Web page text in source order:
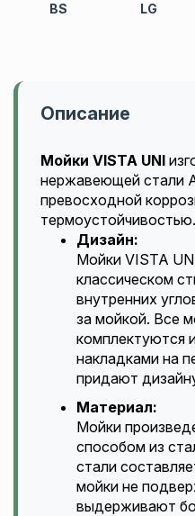
BS LG
Описание
Мойки VISTA UNI
нержавеющей стали
превосходной
термоустойчивостью.
Дизайн:
Мойки VISTA
классическом
внутренних
за мойкой. Все
комплектуются
накладками на
придают
Материал:
Мойки
способом из
стали
мойки не
выдерживают